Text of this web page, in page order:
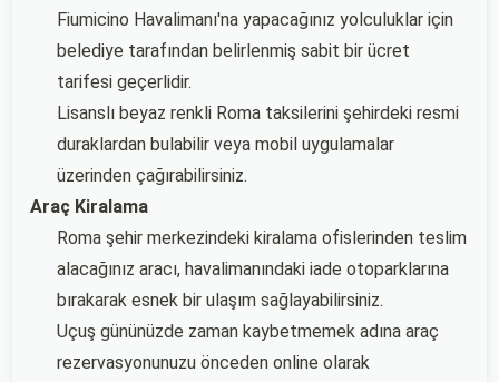
Fiumicino Havalimanı'na yapacağınız yolculuklar için
belediye tarafından belirlenmiş sabit bir ücret
tarifesi geçerlidir.
Lisanslı beyaz renkli Roma taksilerini şehirdeki resmi
duraklardan bulabilir veya mobil uygulamalar
üzerinden çağırabilirsiniz.
Araç Kiralama
Roma şehir merkezindeki kiralama ofislerinden teslim
alacağınız aracı, havalimanındaki iade otoparklarına
bırakarak esnek bir ulaşım sağlayabilirsiniz.
Uçuş gününüzde zaman kaybetmemek adına araç
rezervasyonunuzu önceden online olarak